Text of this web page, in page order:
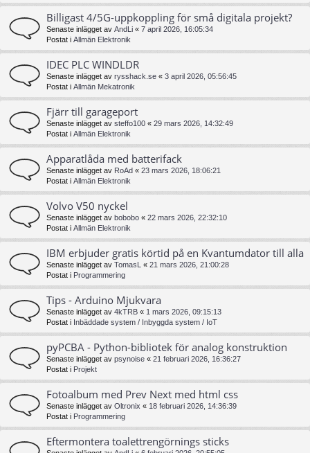
Billigast 4/5G-uppkoppling för små digitala projekt?
Senaste inlägget av AndLi « 7 april 2026, 16:05:34
Postat i Allmän Elektronik
IDEC PLC WINDLDR
Senaste inlägget av rysshack.se « 3 april 2026, 05:56:45
Postat i Allmän Mekatronik
Fjärr till garageport
Senaste inlägget av steffo100 « 29 mars 2026, 14:32:49
Postat i Allmän Elektronik
Apparatlåda med batterifack
Senaste inlägget av RoAd « 23 mars 2026, 18:06:21
Postat i Allmän Elektronik
Volvo V50 nyckel
Senaste inlägget av bobobo « 22 mars 2026, 22:32:10
Postat i Allmän Elektronik
IBM erbjuder gratis körtid på en Kvantumdator till alla
Senaste inlägget av TomasL « 21 mars 2026, 21:00:28
Postat i Programmering
Tips - Arduino Mjukvara
Senaste inlägget av 4kTRB « 1 mars 2026, 09:15:13
Postat i Inbäddade system / Inbyggda system / IoT
pyPCBA - Python-bibliotek för analog konstruktion
Senaste inlägget av psynoise « 21 februari 2026, 16:36:27
Postat i Projekt
Fotoalbum med Prev Next med html css
Senaste inlägget av Oltronix « 18 februari 2026, 14:36:39
Postat i Programmering
Eftermontera toalettrengörnings sticks